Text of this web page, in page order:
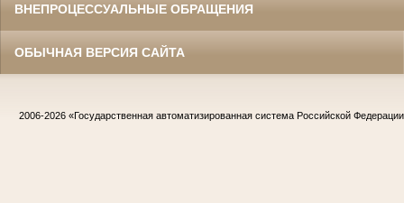
ВНЕПРОЦЕССУАЛЬНЫЕ ОБРАЩЕНИЯ
ОБЫЧНАЯ ВЕРСИЯ САЙТА
2006-2026 «Государственная автоматизированная система Российской